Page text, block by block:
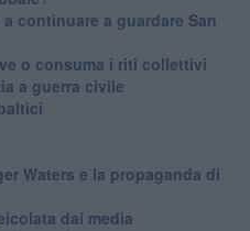
continuare a guardare San
o consuma i riti collettivi
a guerra civile
Waters e la propaganda di
dai media